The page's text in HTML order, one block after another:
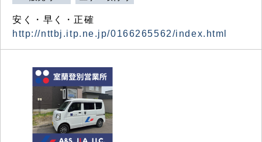
安く・早く・正確
http://nttbj.itp.ne.jp/0166265562/index.html